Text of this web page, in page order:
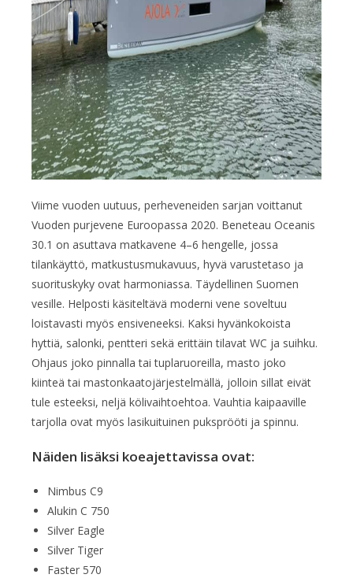
Viime vuoden uutuus, perheveneiden sarjan voittanut
Vuoden purjevene Euroopassa 2020. Beneteau Oceanis
30.1 on asuttava matkavene 4–6 hengelle, jossa
tilankäyttö, matkustusmukavuus, hyvä varustetaso ja
suorituskyky ovat harmoniassa. Täydellinen Suomen
vesille. Helposti käsiteltävä moderni vene soveltuu
loistavasti myös ensiveneeksi. Kaksi hyvänkokoista
hyttiä, salonki, pentteri sekä erittäin tilavat WC ja suihku.
Ohjaus joko pinnalla tai tuplaruoreilla, masto joko
kiinteä tai mastonkaatojärjestelmällä, jolloin sillat eivät
tule esteeksi, neljä kölivaihtoehtoa. Vauhtia kaipaaville
tarjolla ovat myös lasikuituinen puksprööti ja spinnu.
Näiden lisäksi koeajettavissa ovat:
Nimbus C9
Alukin C 750
Silver Eagle
Silver Tiger
Faster 570